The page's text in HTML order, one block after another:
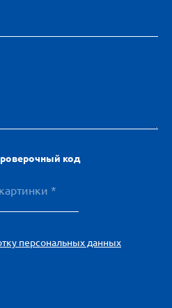
код
персональных данных